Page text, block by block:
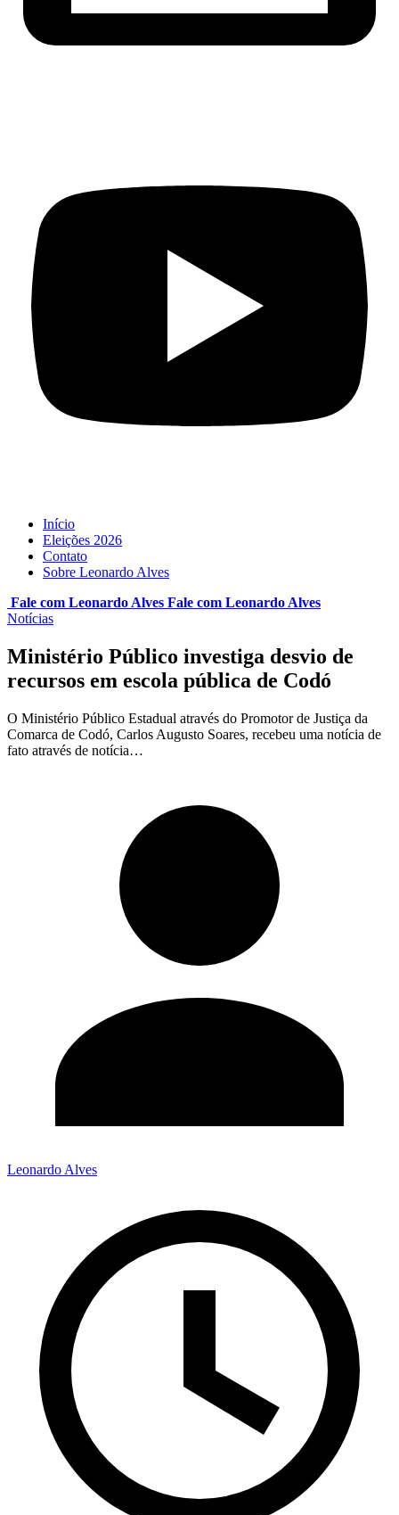
Início
Eleições 2026
Contato
Sobre Leonardo Alves
Fale com Leonardo Alves Fale com Leonardo Alves
Notícias
Ministério Público investiga desvio de
recursos em escola pública de Codó
O Ministério Público Estadual através do Promotor de Justiça da
Comarca de Codó, Carlos Augusto Soares, recebeu uma notícia de
fato através de notícia…
Leonardo Alves